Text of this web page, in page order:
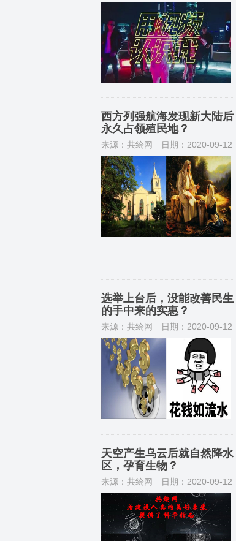
西方列强航海发现新大陆
永久占领殖民地？
来源：共绘网
日期：2020-09-12
选举上台后，没能改善民
的手中来的实惠？
来源：共绘网
日期：2020-09-12
天空产生乌云后就自然降
区，孕育生物？
来源：共绘网
日期：2020-09-12